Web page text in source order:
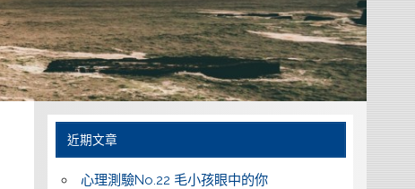
近期文章
心理測驗No.22 毛小孩眼中的你